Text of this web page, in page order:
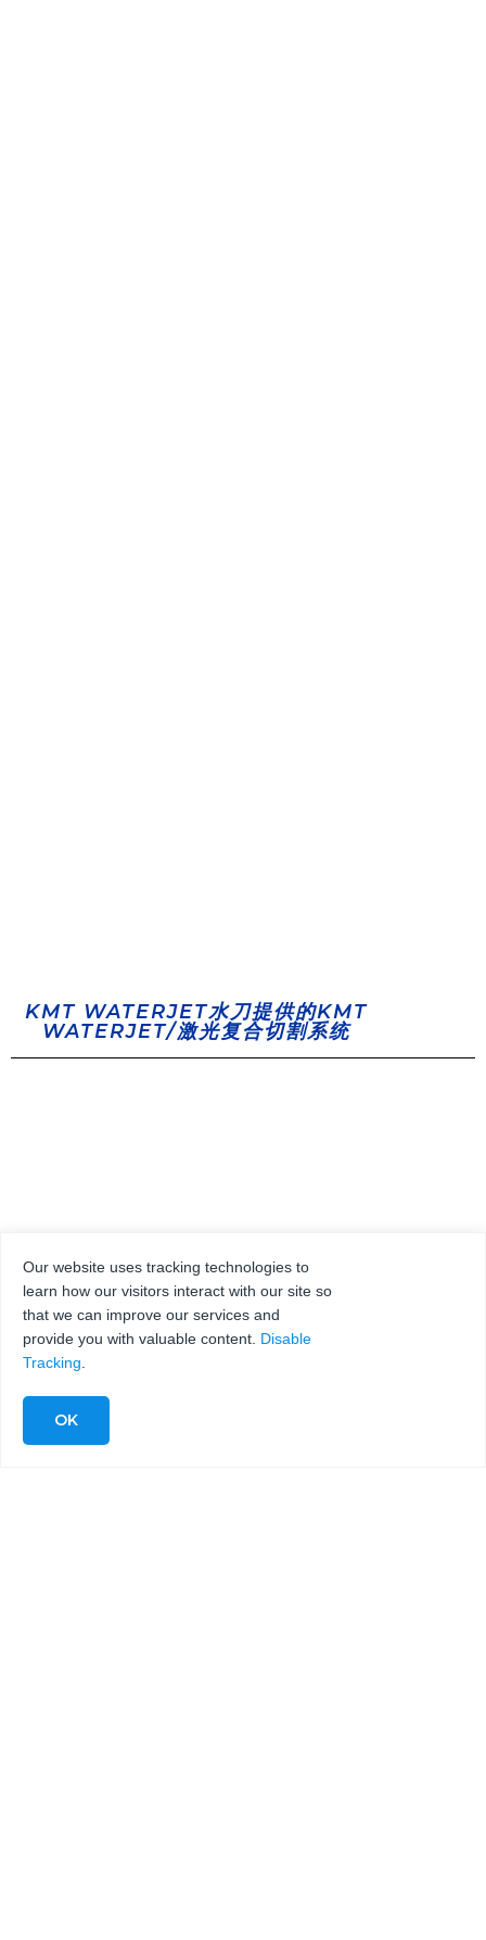
KMT WATERJET水刀提供的KMT
WATERJET/激光复合切割系统
Our website uses tracking technologies to
learn how our visitors interact with our site so
that we can improve our services and
provide you with valuable content. Disable
Tracking